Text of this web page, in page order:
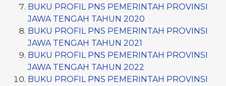
BUKU PROFIL PNS PEMERINTAH PROVINSI
JAWA TENGAH TAHUN 2020
BUKU PROFIL PNS PEMERINTAH PROVINSI
JAWA TENGAH TAHUN 2021
BUKU PROFIL PNS PEMERINTAH PROVINSI
JAWA TENGAH TAHUN 2022
BUKU PROFIL PNS PEMERINTAH PROVINSI